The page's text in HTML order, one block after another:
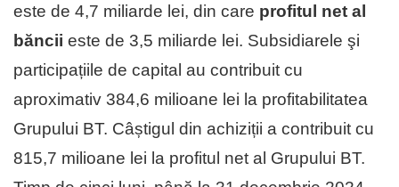
este de 4,7 miliarde lei, din care profitul net al
băncii este de 3,5 miliarde lei. Subsidiarele şi
participațiile de capital au contribuit cu
aproximativ 384,6 milioane lei la profitabilitatea
Grupului BT. Câștigul din achiziții a contribuit cu
815,7 milioane lei la profitul net al Grupului BT.